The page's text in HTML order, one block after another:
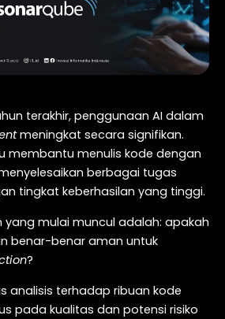
terakhir, penggunaan AI dalam
meningkat secara signifikan.
membantu menulis kode dengan
berbagai tugas
tingkat keberhasilan yang tinggi.
yang mulai muncul adalah: apakah
benar-benar aman untuk
?
analisis terhadap ribuan kode
pada kualitas dan potensi risiko